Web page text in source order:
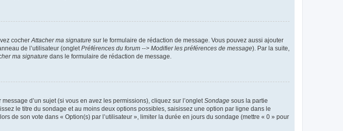
cocher Attacher ma signature sur le formulaire de rédaction de message. Vous pouvez aussi ajouter
de l’utilisateur (onglet Préférences du forum --> Modifier les préférences de message). Par la suite,
ma signature dans le formulaire de rédaction de message.
d’un sujet (si vous en avez les permissions), cliquez sur l’onglet Sondage sous la partie
le titre du sondage et au moins deux options possibles, saisissez une option par ligne dans le
de son vote dans « Option(s) par l’utilisateur », limiter la durée en jours du sondage (mettre « 0 » pour